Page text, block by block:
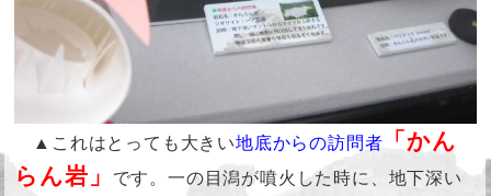
▲これはとっても大きい地底からの訪問者
「かん
らん岩」
です。一の目潟が噴火した時に、地下深い